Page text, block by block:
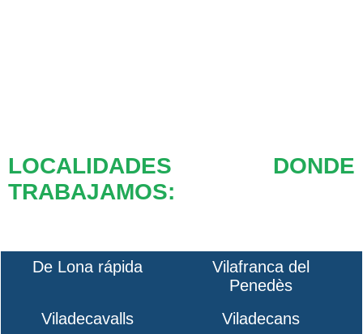
LOCALIDADES DONDE
TRABAJAMOS:
De Lona rápida
Vilafranca del
Penedès
Viladecavalls
Viladecans